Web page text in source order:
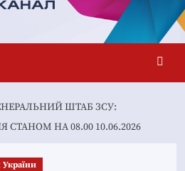
ШТАБ ЗСУ:
НА 08.00 10.06.2026